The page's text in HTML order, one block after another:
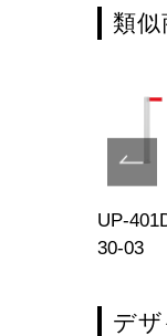
類似
UP-
30-03
デ